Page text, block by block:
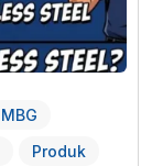
MBG
Produk